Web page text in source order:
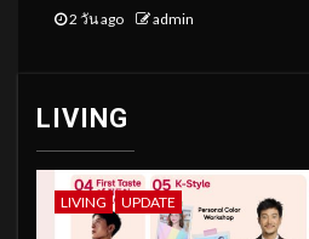
2 วัน ago admin
LIVING
LIVING UPDATE